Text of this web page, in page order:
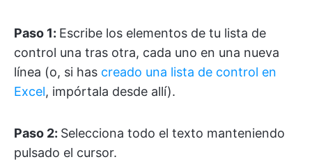
Paso 1: Escribe los elementos de tu lista de
control una tras otra, cada uno en una nueva
línea (o, si has creado una lista de control en
Excel, impórtala desde allí).
Paso 2: Selecciona todo el texto manteniendo
pulsado el cursor.